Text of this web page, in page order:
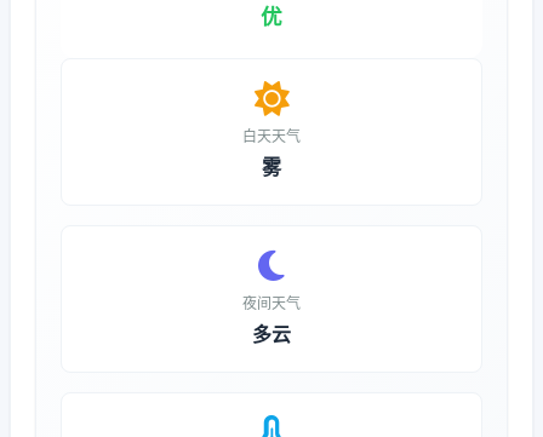
优
白天天气
雾
夜间天气
多云